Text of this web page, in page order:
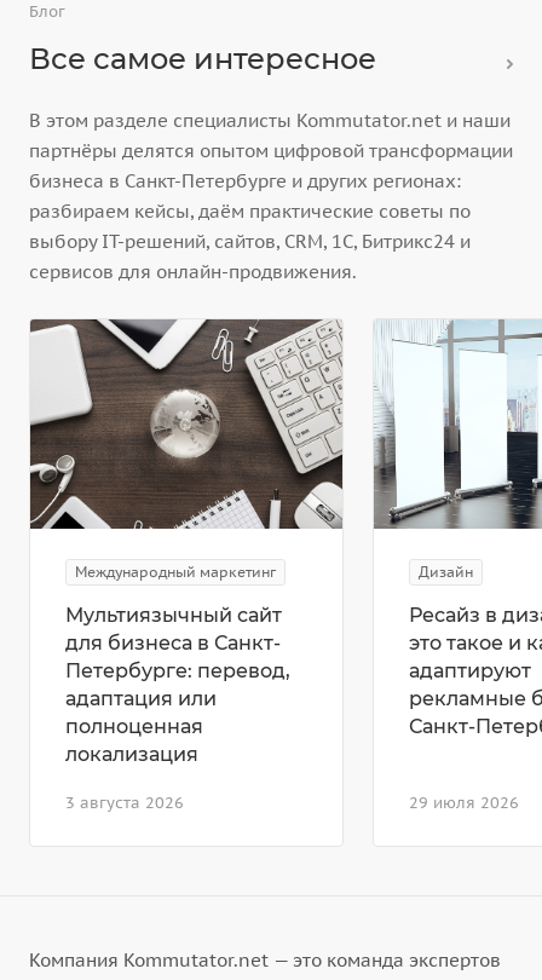
Блог
Все самое интересное
В этом разделе специалисты Kommutator.net и наши
партнёры делятся опытом цифровой трансформации
бизнеса в Санкт-Петербурге и других регионах:
разбираем кейсы, даём практические советы по
выбору IT-решений, сайтов, CRM, 1С, Битрикс24 и
сервисов для онлайн-продвижения.
Международный маркетинг
3 августа 2026
Мультиязычный сайт
для бизнеса в Санкт-
Петербурге: перевод,
адаптация или
полноценная
локализация
Дизайн
29 июля 2026
Ресайз в
это такое и
адаптируют
рекламные
Санкт-
Компания Kommutator.net — это команда экспертов